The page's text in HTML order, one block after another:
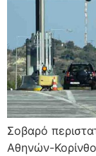
Σοβαρό
Αθηνών-